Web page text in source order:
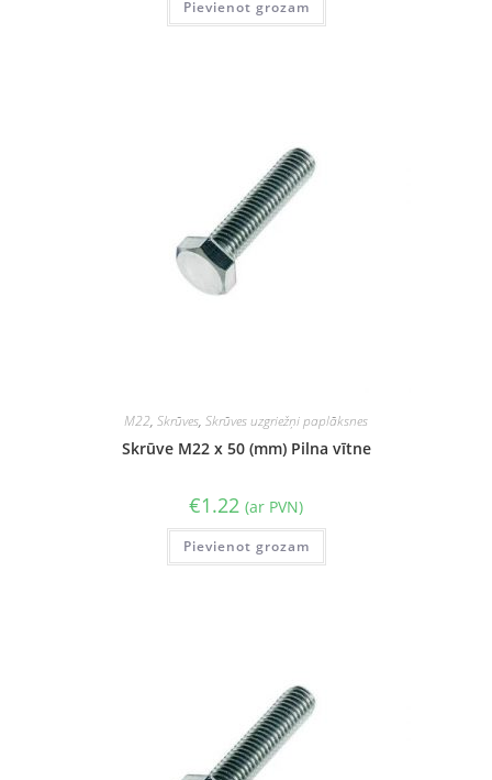
Pievienot grozam
M22, Skrūves, Skrūves uzgriežņi paplāksnes
Skrūve M22 x 50 (mm) Pilna vītne
€1.22 (ar PVN)
Pievienot grozam